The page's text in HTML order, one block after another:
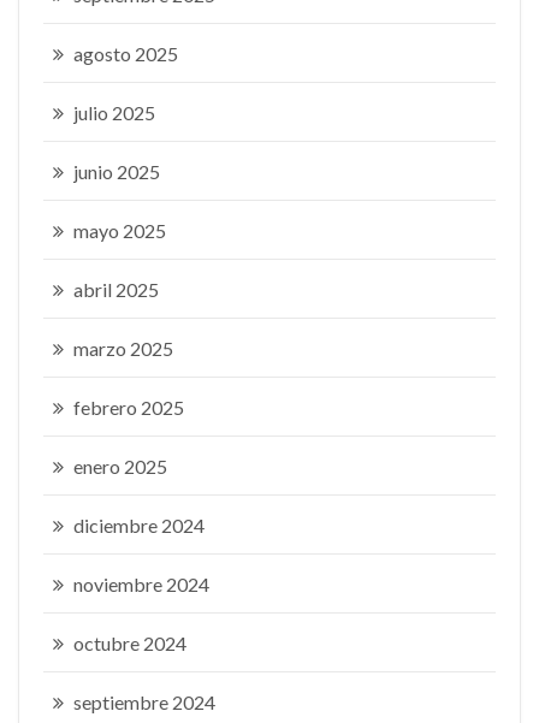
agosto 2025
julio 2025
junio 2025
mayo 2025
abril 2025
marzo 2025
febrero 2025
enero 2025
diciembre 2024
noviembre 2024
octubre 2024
septiembre 2024